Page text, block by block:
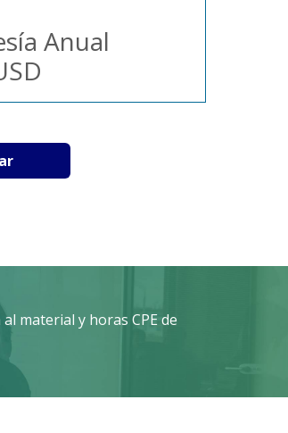
Anual
material y horas CPE de